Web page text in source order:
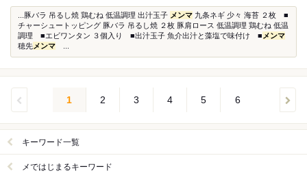
...豚バラ 吊るし焼 鶏むね 低温調理 出汁玉子 メンマ 九条ネギ 少々 海苔 ２枚 ■
チャーシュートッピング 豚バラ 吊るし焼 ２枚 豚肩ロース 低温調理 鶏むね 低温
調理 ■エビワンタン ３個入り ■出汁玉子 魚介出汁と藻塩で味付け ■ メンマ
穂先メンマ
1 2 3 4 5 6
キーワード一覧
メではじまるキーワード